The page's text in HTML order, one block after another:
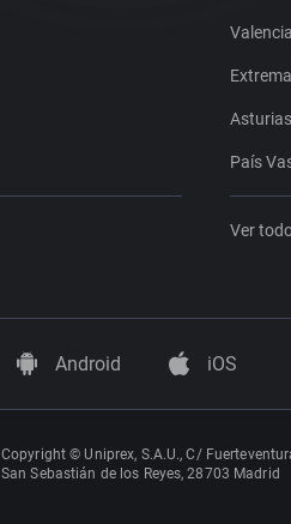
Valencia
Asturias
País
Ver
Android iOS
Copyright © Uniprex, S.A.U., C/
San Sebastián de los Reyes, 28703 Madrid